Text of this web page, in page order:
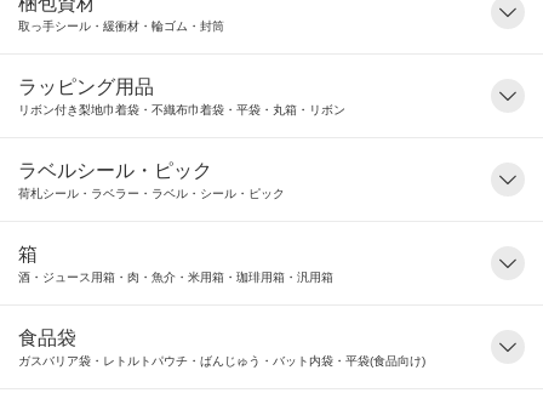
取っ手シール・緩衝材・輪ゴム・封筒
ラッピング用品
リボン付き梨地巾着袋・不織布巾着袋・平袋・丸箱・リボン
ラベルシール・ピック
荷札シール・ラベラー・ラベル・シール・ピック
箱
酒・ジュース用箱・肉・魚介・米用箱・珈琲用箱・汎用箱
食品袋
ガスバリア袋・レトルトパウチ・ばんじゅう・バット内袋・平袋(食品向け)